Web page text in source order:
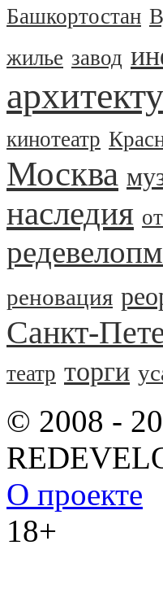
Башкортостан
жилье завод
кинотеатр
Москва
наследия
реновация
Санкт-
театр торги
© 2008 -
О проекте
18+